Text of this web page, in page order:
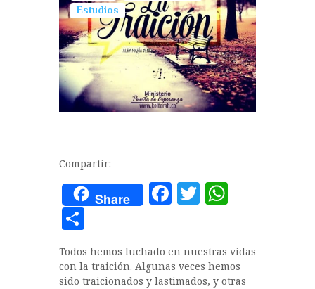
Estudios
Compartir:
Share F
e
T
te s
o
m
Todos hemos luchado en nuestras vidas
con la traición. Algunas veces hemos
sido traicionados y lastimados, y otras